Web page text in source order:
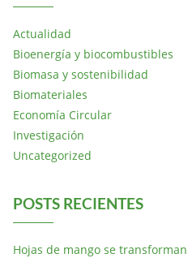
Actualidad
Bioenergía y biocombustibles
Biomasa y sostenibilidad
Biomateriales
Economía Circular
Investigación
Uncategorized
POSTS RECIENTES
Hojas de mango se